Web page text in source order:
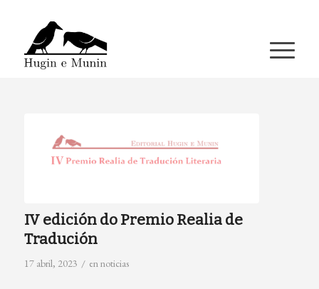
IV edición do Premio Realia de
Tradución
17 abril, 2023 / ennoticias